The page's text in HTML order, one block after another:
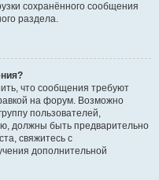
сохранённого сообщения
раздела.
что сообщения требуют
на форум. Возможно
пользователей,
должны быть предварительно
свяжитесь с
дополнительной